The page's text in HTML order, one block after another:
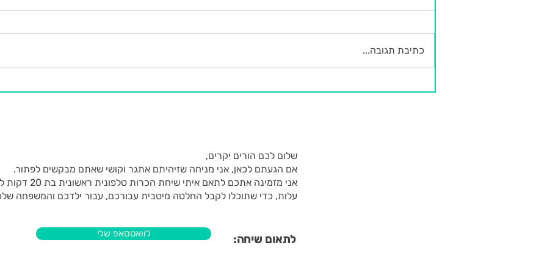
כתיבת תגובה...
שלום לכם הורים יקרים,
אם הגעתם לכאן, אני מניחה שזיהיתם אתגר וקושי שאתם מבקשים לפתור.
אני מזמינה אתכם לתאם איתי שיחת הכרות
עלות, כדי שתוכלו לקבל החלטה מיטבית עבורכם, עבור ילדכם והמשפחה
לתאום שיחה: לוואטסאפ שלי